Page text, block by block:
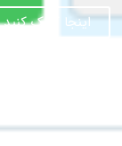
اینجا کلیک کنید